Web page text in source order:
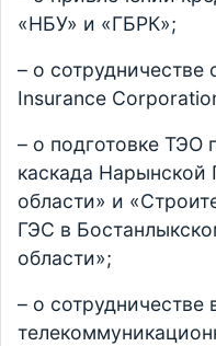
«НБУ» и «ГБРК»;
– о сотрудничестве
Insurance
– о подготовке ТЭО
каскада Нарынской
области» и
ГЭС в
области»;
– о сотрудничестве